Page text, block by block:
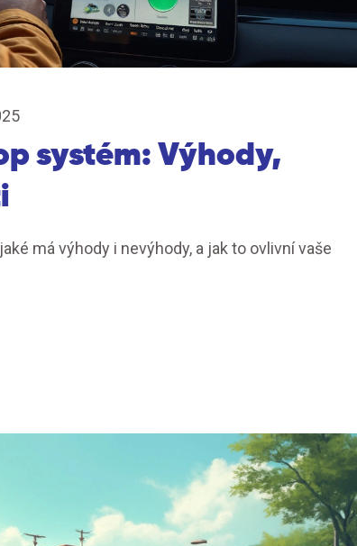
systém: Výhody,
má výhody i nevýhody, a jak to ovlivní vaše